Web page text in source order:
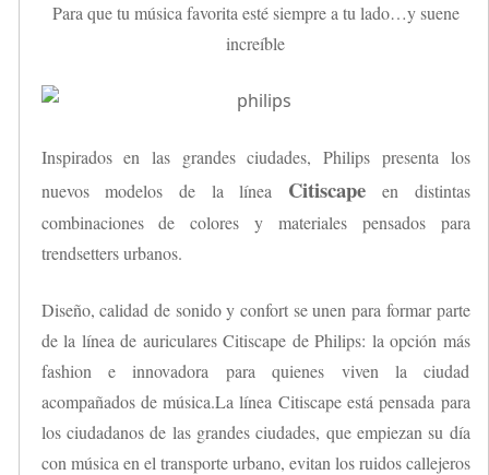
Para que tu música favorita esté siempre a tu lado…y suene
increíble
Inspirados en las grandes ciudades, Philips presenta los
nuevos modelos de la línea Citiscape en distintas
combinaciones de colores y materiales pensados para
trendsetters urbanos.
Diseño, calidad de sonido y confort se unen para formar parte
de la línea de auriculares Citiscape de Philips: la opción más
fashion e innovadora para quienes viven la ciudad
acompañados de música.La línea Citiscape está pensada para
los ciudadanos de las grandes ciudades, que empiezan su día
con música en el transporte urbano, evitan los ruidos callejeros